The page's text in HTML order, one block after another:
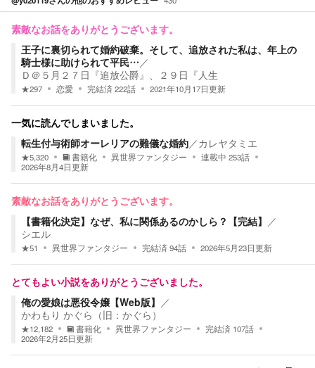
素敵なお話をありがとうございます。
王子に裏切られて婚約破棄。そして、追放された私は、年上の
騎士様に助けられて平民… ／
Ｄ＠５月２７日『追放公爵』、２９日『人生
★297 恋愛 完結済222話 2021年10月17日更新
一気に読んでしまいました。
転生付与術師オーレリアの難儀な婚約／カレヤタミエ
★5,320 書籍化 異世界ファンタジー 連載中 253話
2026年8月4日更新
素敵なお話をありがとうございます。
【書籍化決定】なぜ、私に関係あるのかしら？【完結】 ／
シエル
★51 異世界ファンタジー 完結済94話 2026年5月23日更新
とてもよい小説をありがとうございました。
俺の愛娘は悪役令嬢【Web版】 ／
かわもり かぐら（旧：かぐら）
★12,182 書籍化 異世界ファンタジー 完結済 107話
2026年2月25日更新